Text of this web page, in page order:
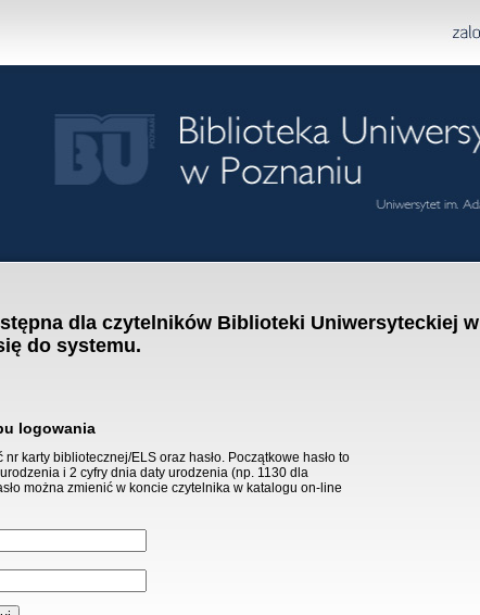
dla czytelników Biblioteki Uniwersyteckiej w
do systemu.
logowania
karty bibliotecznej/ELS oraz hasło. Początkowe hasło to
i 2 cyfry dnia daty urodzenia (np. 1130 dla
można zmienić w koncie czytelnika w katalogu on-line